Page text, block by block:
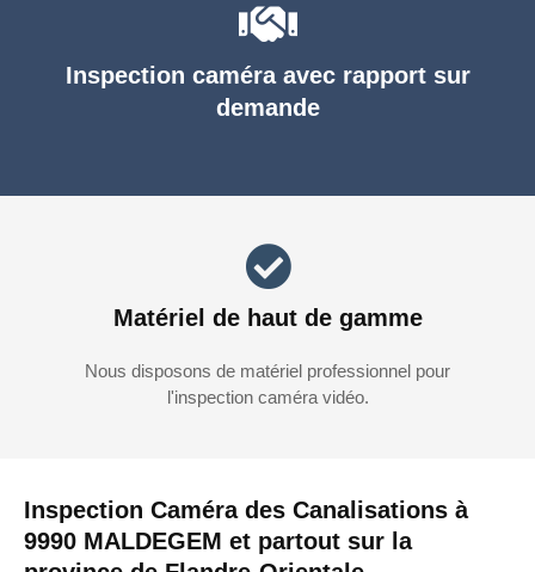
Inspection Caméra des Canalisations à
9990 MALDEGEM et partout sur la
Inspection caméra avec rapport sur
demande
Matériel de haut de gamme
Nous disposons de matériel professionnel pour
l'inspection caméra vidéo.